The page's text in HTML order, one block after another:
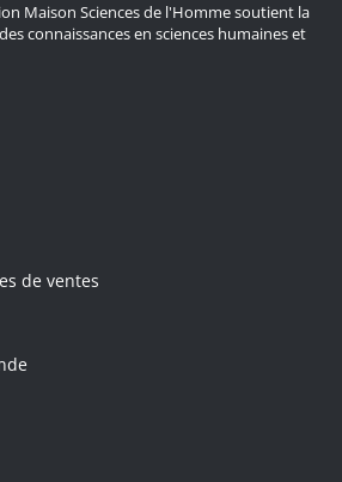
Maison Sciences de l'Homme soutient la
connaissances en sciences humaines et
de ventes